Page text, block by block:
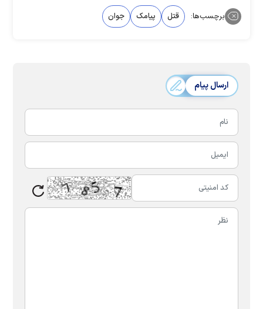
برچسب‌ها: قتل پیامک جوان
ارسال پیام